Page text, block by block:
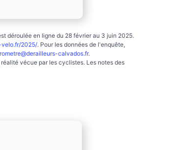
déroulée en ligne du 28 février au 3 juin 2025.
2025/. Pour les données de l'enquête,
calvados.fr.
vécue par les cyclistes. Les notes des